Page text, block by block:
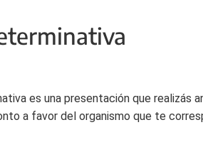
es una presentación que realizás
a favor del organismo que te